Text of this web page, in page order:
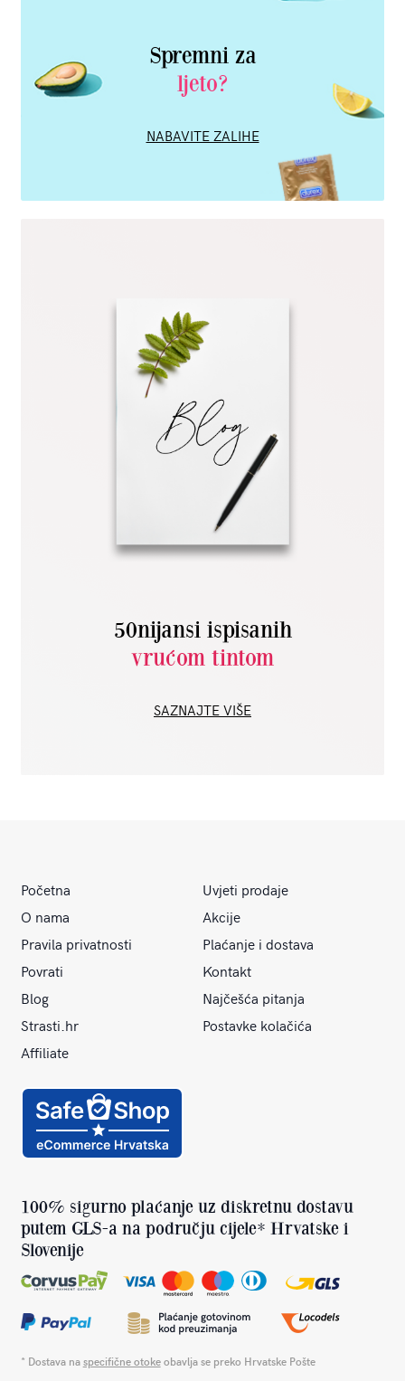
Spremni za
ljeto?
NABAVITE ZALIHE
50nijansi ispisanih
vrućom tintom
SAZNAJTE VIŠE
Početna
Uvjeti prodaje
O nama
Akcije
Pravila privatnosti
Plaćanje i dostava
Povrati
Kontakt
Blog
Najčešća pitanja
Strasti.hr
Postavke kolačića
Affiliate
100% sigurno plaćanje uz diskretnu dostavu
putem GLS-a na području cijele* Hrvatske i
Slovenije
* Dostava naspecifične otokeobavlja se preko Hrvatske Pošte